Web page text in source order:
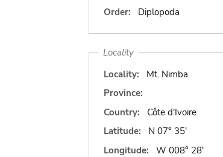
Order:
Diplopoda
Locality
Locality:
Mt. Nimba
Province:
Country:
Côte d'Ivoire
Latitude:
N 07° 35'
Longitude:
W 008° 28'